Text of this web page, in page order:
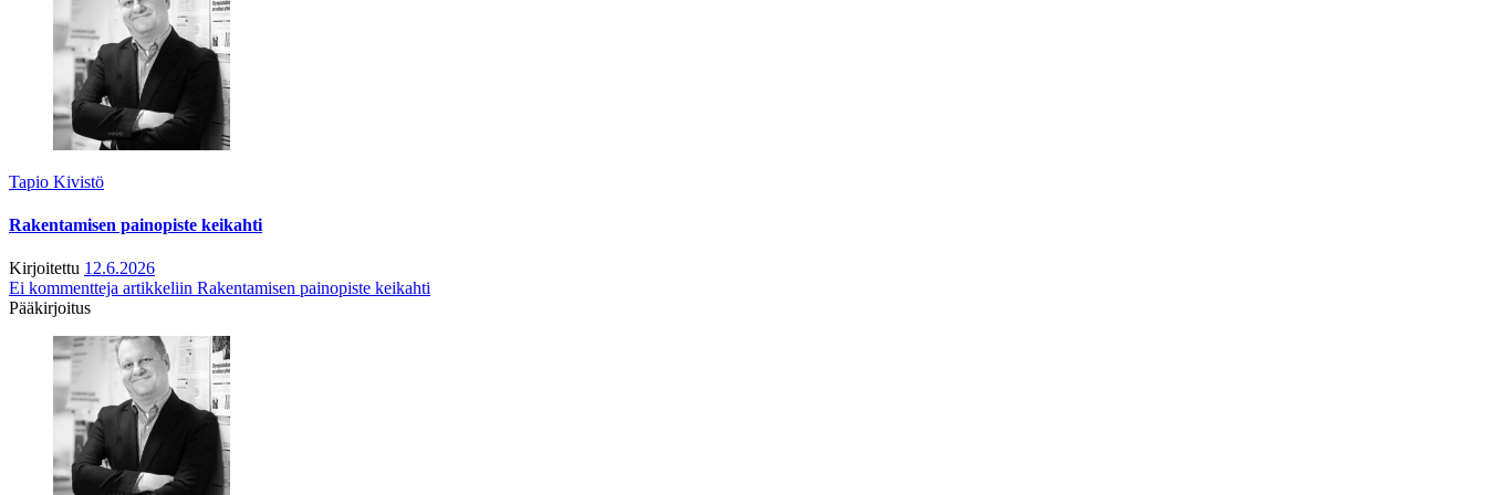
Tapio Kivistö
Rakentamisen painopiste keikahti
Kirjoitettu 12.6.2026
Ei kommentteja artikkeliin Rakentamisen painopiste keikahti
Pääkirjoitus